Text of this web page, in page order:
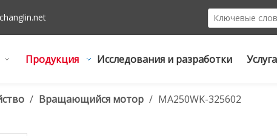
Продукция Исследования и разработки Услуга
/ Вращающийся мотор / MA250WK-325602